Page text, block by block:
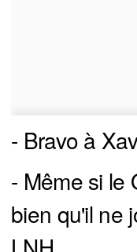
- Bravo à
- Même si le
bien qu'il ne